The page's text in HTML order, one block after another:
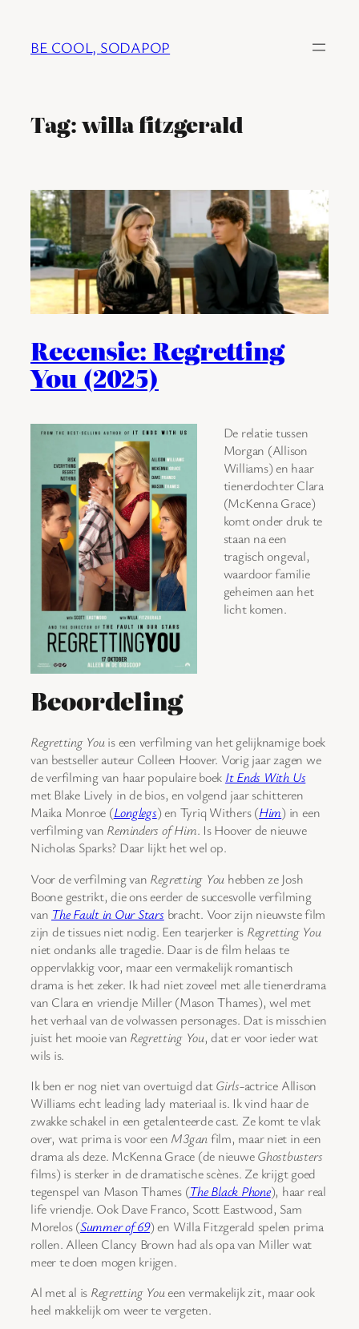
BE COOL, SODAPOP
Tag:willa fitzgerald
Recensie: Regretting
You (2025)
De relatie tussen
Morgan (Allison
Williams) en haar
tienerdochter Clara
(McKenna Grace)
komt onder druk te
staan na een
tragisch ongeval,
waardoor familie
geheimen aan het
licht komen.
Beoordeling
Regretting Youis een verfilming van het gelijknamige boek
van bestseller auteur Colleen Hoover. Vorig jaar zagen we
de verfilming van haar populaire boek It Ends With Us
met Blake Lively in de bios, en volgend jaar schitteren
Maika Monroe (Longlegs) en Tyriq Withers (Him) in een
verfilming van Reminders of Him. Is Hoover de nieuwe
Nicholas Sparks? Daar lijkt het wel op.
Voor de verfilming van Regretting You hebben ze Josh
Boone gestrikt, die ons eerder de succesvolle verfilming
van The Fault in Our Stars bracht. Voor zijn nieuwste film
zijn de tissues niet nodig. Een tearjerker is Regretting You
niet ondanks alle tragedie. Daar is de film helaas te
oppervlakkig voor, maar een vermakelijk romantisch
drama is het zeker. Ik had niet zoveel met alle tienerdrama
van Clara en vriendje Miller (Mason Thames), wel met
het verhaal van de volwassen personages. Dat is misschien
juist het mooie van Regretting You, dat er voor ieder wat
wils is.
Ik ben er nog niet van overtuigd datGirls-actrice Allison
Williams echt leading lady materiaal is. Ik vind haar de
zwakke schakel in een getalenteerde cast. Ze komt te vlak
over, wat prima is voor een M3ganfilm, maar niet in een
drama als deze. McKenna Grace (de nieuweGhostbusters
films) is sterker in de dramatische scènes. Ze krijgt goed
tegenspel van Mason Thames (The Black Phone), haar real
life vriendje. Ook Dave Franco, Scott Eastwood, Sam
Morelos (Summer of 69) en Willa Fitzgerald spelen prima
rollen. Alleen Clancy Brown had als opa van Miller wat
meer te doen mogen krijgen.
Al met al is Regretting Youeen vermakelijk zit, maar ook
heel makkelijk om weer te vergeten.